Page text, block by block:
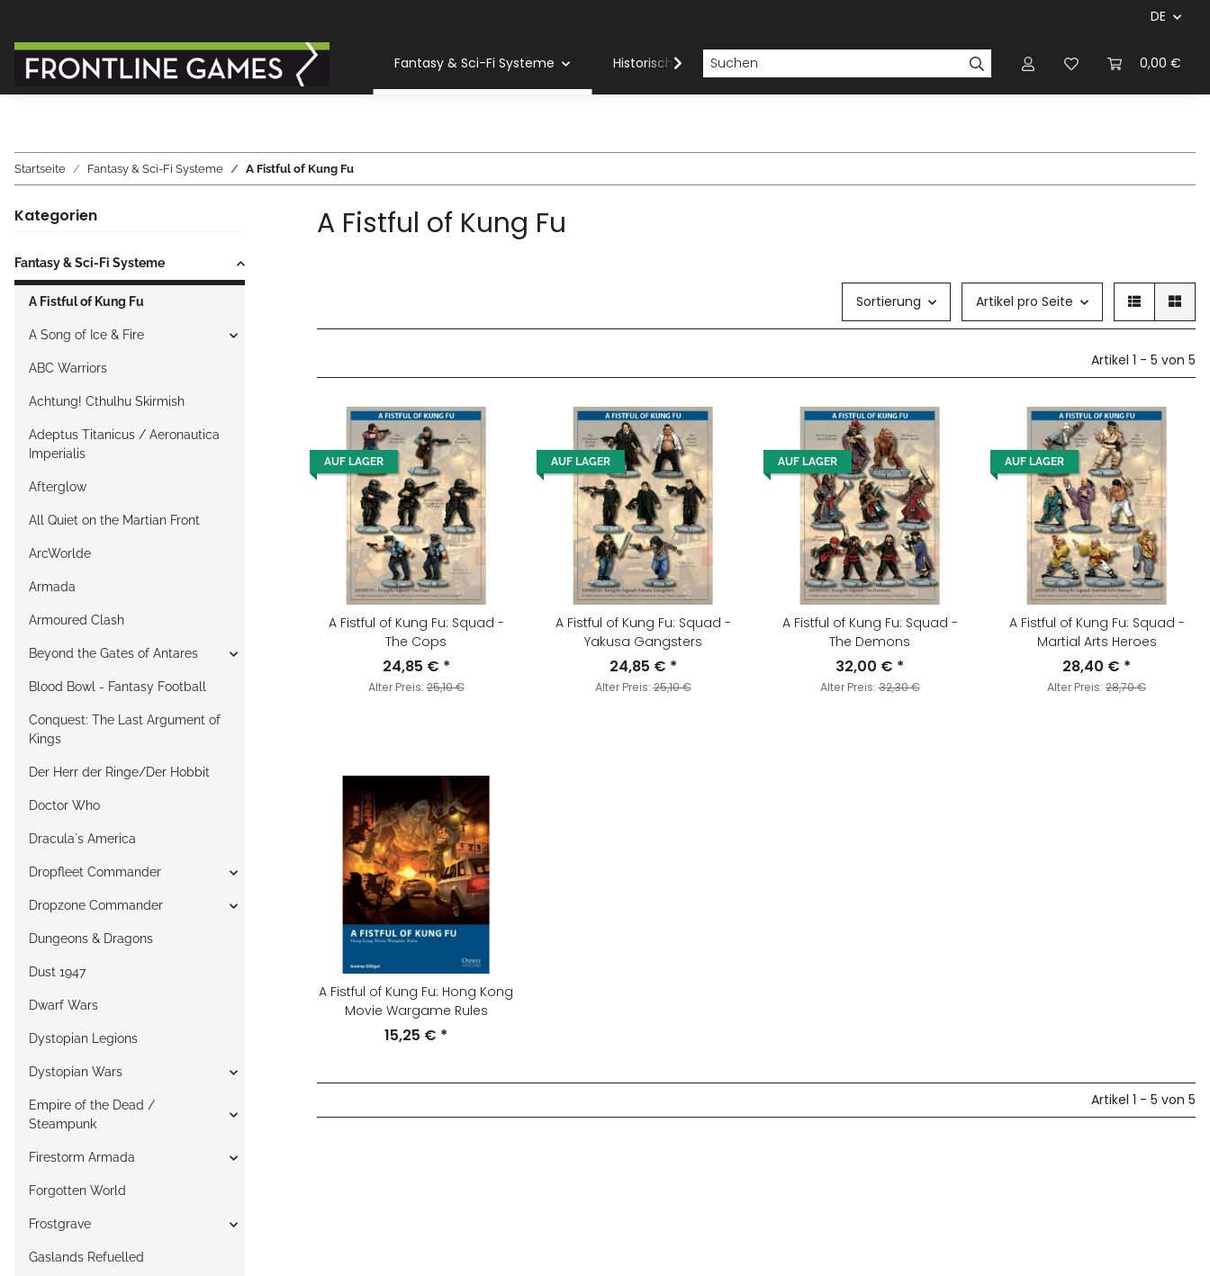
DE
0,00 €
Fantasy & Sci-Fi Systeme Historische Systeme Regelbücher Magazinen &
Startseite Fantasy & Sci-Fi Systeme A Fistful of Kung Fu
A Fistful of Kung Fu
Sortierung Artikel pro Seite
Artikel 1 - 5 von 5
AUF LAGER
A Fistful of Kung Fu: Squad -
The Cops
24,85 € *
Alter Preis:25,10 €
AUF LAGER
A Fistful of Kung Fu: Squad -
Yakusa Gangsters
24,85 € *
Alter Preis:25,10 €
AUF LAGER
A Fistful of Kung Fu: Squad -
The Demons
32,00 € *
Alter Preis:32,30 €
AUF LAGER
A Fistful of Kung Fu: Squad -
Martial Arts Heroes
28,40 € *
Alter Preis: 28,70 €
A Fistful of Kung Fu: Hong Kong
Movie Wargame Rules
15,25 € *
Artikel 1 - 5 von 5
Kategorien
Fantasy & Sci-Fi Systeme
A Fistful of Kung Fu
A Song of Ice & Fire
ABC Warriors
Achtung! Cthulhu Skirmish
Adeptus Titanicus / Aeronautica
Imperialis
Afterglow
All Quiet on the Martian Front
ArcWorlde
Armada
Armoured Clash
Beyond the Gates of Antares
Blood Bowl - Fantasy Football
Conquest: The Last Argument of
Kings
Der Herr der Ringe/Der Hobbit
Doctor Who
Dracula`s America
Dropfleet Commander
Dropzone Commander
Dungeons & Dragons
Dust 1947
Dwarf Wars
Dystopian Legions
Dystopian Wars
Empire of the Dead /
Steampunk
Firestorm Armada
Forgotten World
Frostgrave
Gaslands Refuelled